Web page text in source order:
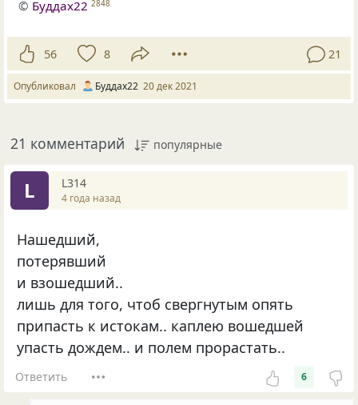
© Буддах22 2848
56 8 21
Опубликовал Буддах22 20 дек 2021
21 комментарий популярные
L L314
4 года назад
Нашедший,
потерявший
и взошедший..
лишь для того, чтоб свергнутым опять
припасть к истокам.. каплею вошедшей
упасть дождем.. и полем прорастать..
Ответить 6